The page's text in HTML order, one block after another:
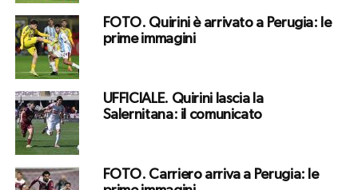
FOTO. Quirini è arrivato a Perugia: le
prime immagini
UFFICIALE. Quirini lascia la
Salernitana: il comunicato
FOTO. Carriero arriva a Perugia: le